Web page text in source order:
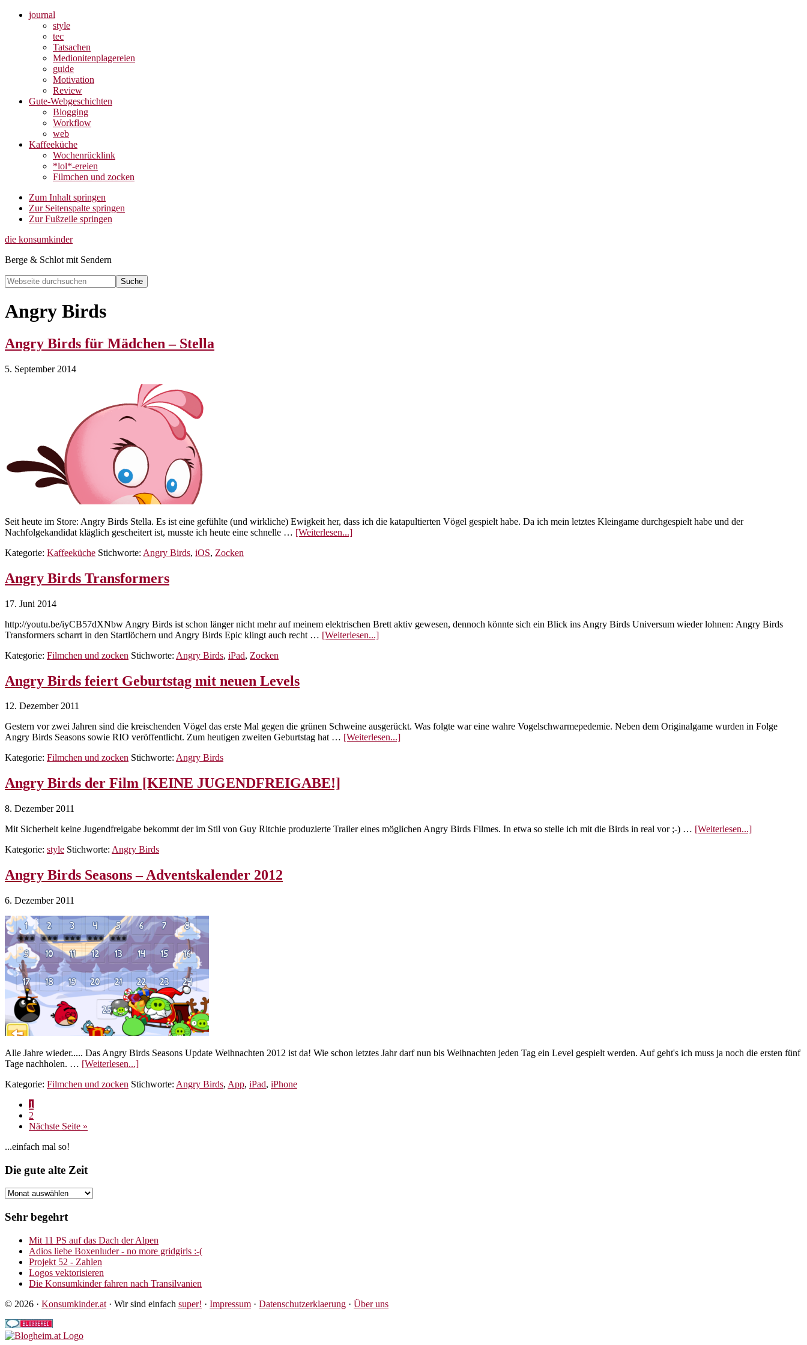
journal
style
tec
Tatsachen
Medionitenplagereien
guide
Motivation
Review
Gute-Webgeschichten
Blogging
Workflow
web
Kaffeeküche
Wochenrücklink
*lol*-ereien
Filmchen und zocken
Zum Inhalt springen
Zur Seitenspalte springen
Zur Fußzeile springen
die konsumkinder
Berge & Schlot mit Sendern
Webseite
durchsuchen
Search
Angry Birds
Angry Birds für Mädchen – Stella
5. September 2014
Seit heute im Store: Angry Birds Stella. Es ist eine gefühlte (und wirkliche) Ewigkeit her, dass ich die katapultierten Vögel gespielt habe. Da ich mein letztes Kleingame durchgespielt habe und der
Nachfolgekandidat kläglich gescheitert ist, musste ich heute eine schnelle … [Weiterlesen...]ÜberAngry
Kategorie: Kaffeeküche Stichworte: Angry Birds, iOS, Zocken
Angry Birds Transformers
17. Juni 2014
http://youtu.be/iyCB57dXNbw Angry Birds ist schon länger nicht mehr auf meinem elektrischen Brett aktiv gewesen, dennoch könnte sich ein Blick ins Angry Birds Universum wieder lohnen: Angry Birds
Transformers scharrt in den Startlöchern und Angry Birds Epic klingt auch recht … [Weiterlesen...]ÜberAngry
Kategorie: Filmchen und zocken Stichworte: Angry Birds, iPad, Zocken
Angry Birds feiert Geburtstag mit neuen Levels
12. Dezember 2011
Gestern vor zwei Jahren sind die kreischenden Vögel das erste Mal gegen die grünen Schweine ausgerückt. Was folgte war eine wahre Vogelschwarmepedemie. Neben dem Originalgame wurden in Folge
Angry Birds Seasons sowie RIO veröffentlicht. Zum heutigen zweiten Geburtstag hat … [Weiterlesen...]ÜberAngry
Kategorie: Filmchen und zocken Stichworte: Angry Birds
Angry Birds der Film [KEINE JUGENDFREIGABE!]
8. Dezember 2011
Mit Sicherheit keine Jugendfreigabe bekommt der im Stil von Guy Ritchie produzierte Trailer eines möglichen Angry Birds Filmes. In etwa so stelle ich mit die Birds in real vor ;-) … [Weiterlesen...]ÜberAngry
Kategorie: style Stichworte: Angry Birds
Angry Birds Seasons – Adventskalender 2012
6. Dezember 2011
Alle Jahre wieder..... Das Angry Birds Seasons Update Weihnachten 2012 ist da! Wie schon letztes Jahr darf nun bis Weihnachten jeden Tag ein Level gespielt werden. Auf geht's ich muss ja noch die ersten fünf
Tage nachholen. … [Weiterlesen...]ÜberAngry
Seasons
Kategorie: Filmchen und zocken Stichworte: Angry Birds, App, iPad, iPhone
Seite
1
Seite
2
Nächste Seite aufrufen
»
Seitenspalte
...einfach mal so!
Footer
Die gute alte Zeit
Die
alte
Sehr begehrt
Mit 11 PS auf das Dach der Alpen
Adios liebe Boxenluder - no more gridgirls :-(
Projekt 52 - Zahlen
Logos vektorisieren
Die Konsumkinder fahren nach Transilvanien
© 2026 · Konsumkinder.at · Wir sind einfach super! · Impressum · Datenschutzerklaerung · Über uns